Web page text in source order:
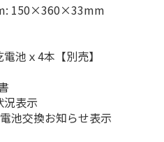
150×360×33mm
池ｘ4本【別売】
表示
池交換お知らせ表示